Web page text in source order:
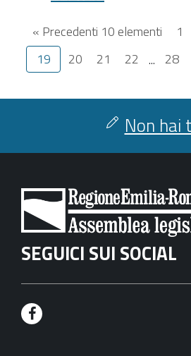
« Precedenti 10 elementi 1
19
20 21 22 ... 28
Non hai
SEGUICI SUI SOCIAL
F